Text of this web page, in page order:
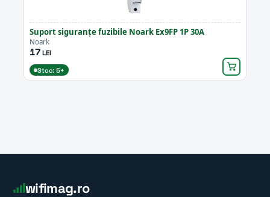
Suport siguranțe fuzibile Noark Ex9FP 1P 30A
Noark
17LEI
Stoc: 5+
wifimag.ro